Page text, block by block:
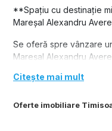
Oferte imobiliare
**Spațiu cu destinație
Mareșal Alexandru
Se oferă spre vânzare
Mareșal Alexandru
adaugă un balcon de
Citește mai mult